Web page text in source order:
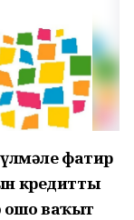
фатир
кредитты
ошо ваҡыт